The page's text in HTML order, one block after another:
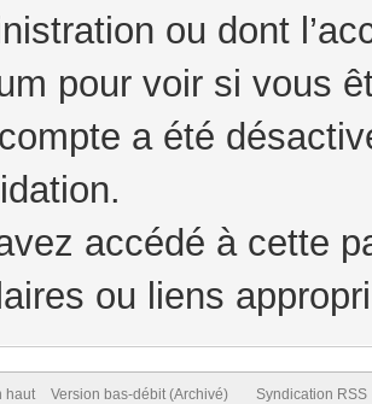
ou dont
pour voir si vous
a été
accédé à cette
ou liens
haut Version bas-débit (Archivé) Syndication RSS